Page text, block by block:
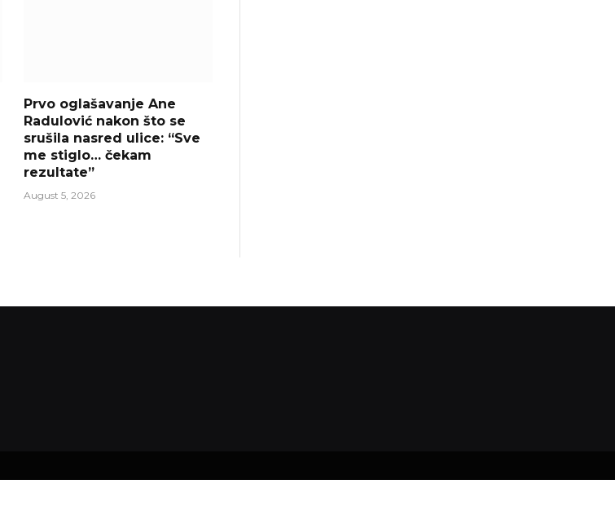
Prvo oglašavanje Ane
Radulović nakon što se
srušila nasred ulice: “Sve
me stiglo… čekam
rezultate”
August 5, 2026